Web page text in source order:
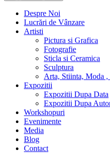
Despre Noi
Lucrări de Vânzare
Artisti
Pictura si Grafica
Fotografie
Sticla si Ceramica
Sculptura
Arta, Stiinta, Moda
Expozitii
Expozitii Dupa Data
Expozitii Dupa
Workshopuri
Evenimente
Media
Blog
Contact